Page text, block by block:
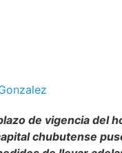
de vigencia del
chubutense